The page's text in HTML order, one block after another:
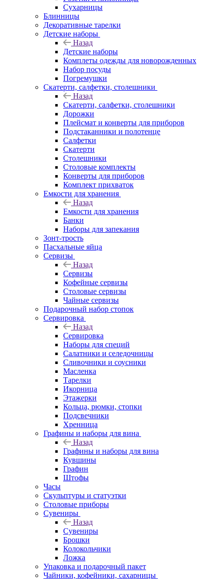
Сухарницы
Блинницы
Декоративные тарелки
Детские наборы
Назад
Детские наборы
Комплеты одежды для новорожденных
Набор посуды
Погремушки
Скатерти, салфетки, столешники
Назад
Скатерти, салфетки, столешники
Дорожки
Плейсмат и конверты для приборов
Подстаканники и полотенце
Салфетки
Скатерти
Столешники
Столовые комплекты
Конверты для приборов
Комплект прихваток
Емкости для хранения
Назад
Емкости для хранения
Банки
Наборы для запекания
Зонт-трость
Пасхальные яйца
Сервизы
Назад
Сервизы
Кофейные сервизы
Столовые сервизы
Чайные сервизы
Подарочный набор стопок
Сервировка
Назад
Сервировка
Наборы для специй
Салатники и селедочницы
Сливочники и соусники
Масленка
Тарелки
Икорница
Этажерки
Кольца, рюмки, стопки
Подсвечники
Хренница
Графины и наборы для вина
Назад
Графины и наборы для вина
Кувшины
Графин
Штофы
Часы
Скульптуры и статуэтки
Столовые приборы
Сувениры
Назад
Сувениры
Брошки
Колокольчики
Ложка
Упаковка и подарочный пакет
Чайники, кофейники, сахарницы